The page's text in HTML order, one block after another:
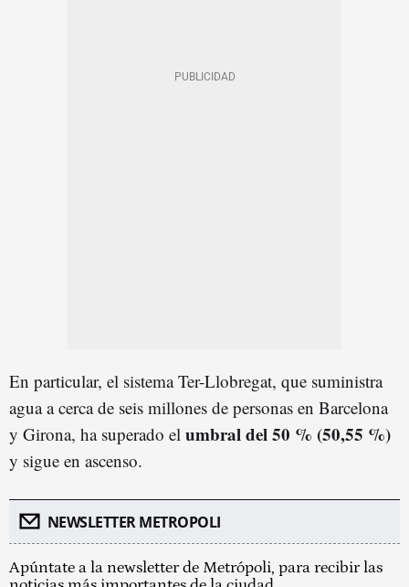
En particular, el sistema Ter-Llobregat, que suministra
agua a cerca de seis millones de personas en Barcelona
y Girona, ha superado el umbral del 50 % (50,55 %)
y sigue en ascenso.
NEWSLETTER METROPOLI
Apúntate a la newsletter de Metrópoli, para recibir las